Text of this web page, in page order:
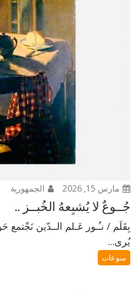
مارس 15, 2026 الجمهورية
جُــوعٌ لا يُشبِعهُ الخُبــز ..
بِقَلَم / نـُـور عَـلم الــدّين
يُرى...
منوعات